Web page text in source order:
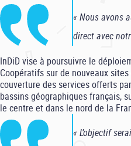
« Nous avons
direct avec
InDiD vise à poursuivre le
Coopératifs sur de nouveaux
couverture des services offerts
bassins géographiques français,
le centre et dans le nord de la
« L’objectif